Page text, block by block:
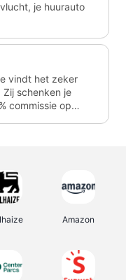
je huurauto
vindt het zeker
schenken je
commissie op
Amazon